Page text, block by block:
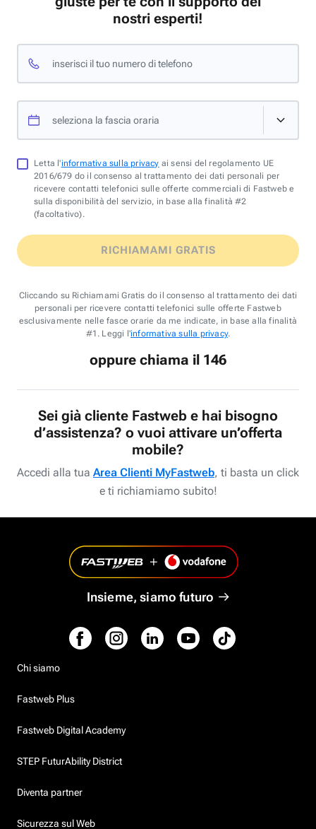
nostri esperti!
inserisci il tuo numero di telefono
seleziona la fascia oraria
Letta l'informativa sulla privacy ai sensi del regolamento UE
2016/679 do il consenso al trattamento dei dati personali per
ricevere contatti telefonici sulle offerte commerciali di Fastweb e
sulla disponibilità del servizio, in base alla finalità #2
(facoltativo).
RICHIAMAMI GRATIS
Cliccando su Richiamami Gratis do il consenso al trattamento dei dati
personali per ricevere contatti telefonici sulle offerte Fastweb
esclusivamente nelle fasce orarie da me indicate, in base alla finalità
#1. Leggi l'informativa sulla privacy.
oppure chiama il 146
Sei già cliente Fastweb e hai bisogno
d’assistenza? o vuoi attivare un’offerta
mobile?
Accedi alla tua Area Clienti MyFastweb, ti basta un click
e ti richiamiamo subito!
Insieme, siamo futuro
Chi siamo
Fastweb Plus
Fastweb Digital Academy
STEP FuturAbility District
Diventa partner
Sicurezza sul Web